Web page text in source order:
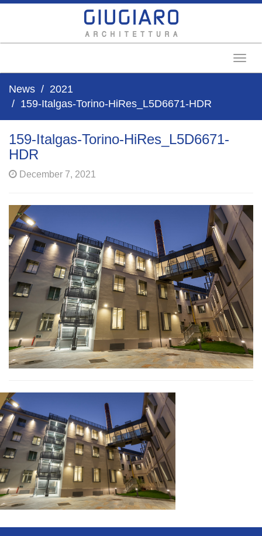
News
2021
159-Italgas-Torino-HiRes_L5D6671-HDR
159-Italgas-Torino-HiRes_L5D6671-
HDR
December 7, 2021